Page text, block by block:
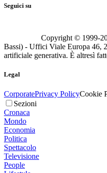
Seguici su
Copyright © 1999-
Bassi) - Uffici Viale Europa 46,
artificiale generativa. È altresì
Legal
CorporatePrivacy PolicyCookie
Sezioni
Cronaca
Mondo
Economia
Politica
Spettacolo
Televisione
People